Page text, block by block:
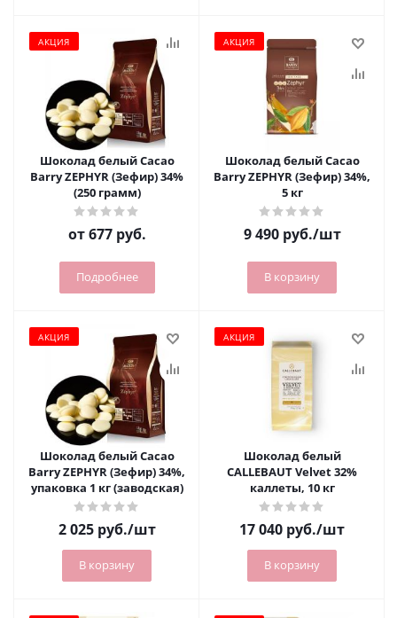
АКЦИЯ
Шоколад белый Cacao
Barry ZEPHYR (Зефир) 34%
(250 грамм)
от677 руб.
Подробнее
АКЦИЯ
Шоколад белый Cacao
Barry ZEPHYR (Зефир) 34%,
5 кг
9 490руб./шт
В корзину
АКЦИЯ
Шоколад белый Cacao
Barry ZEPHYR (Зефир) 34%,
упаковка 1 кг (заводская)
2 025руб./шт
В корзину
АКЦИЯ
Шоколад белый
CALLEBAUT Velvet 32%
каллеты, 10 кг
17 040 руб./шт
В корзину